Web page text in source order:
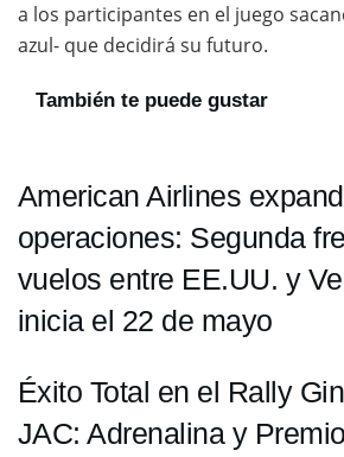
a los participantes en el juego
azul- que decidirá su futuro.
También te puede gustar
American Airlines
operaciones: Segunda
vuelos entre EE.UU. y
inicia el 22 de mayo
Éxito Total en el Rally
JAC: Adrenalina y